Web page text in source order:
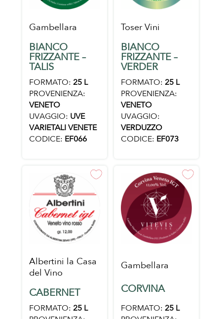
Gambellara
BIANCO
FRIZZANTE –
TALIS
FORMATO: 25 L
PROVENIENZA:
VENETO
UVAGGIO: UVE
VARIETALI VENETE
CODICE: EF066
Toser Vini
BIANCO
FRIZZANTE –
VERDER
FORMATO: 25 L
PROVENIENZA:
VENETO
UVAGGIO:
VERDUZZO
CODICE: EF073
Albertini la Casa
del Vino
CABERNET
FORMATO: 25 L
Gambellara
CORVINA
FORMATO: 25 L